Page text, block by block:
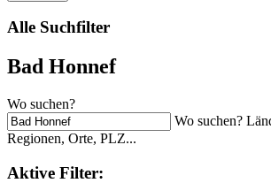
Alle Suchfilter
Bad Honnef
Wo suchen?
Wo suchen?
Regionen, Orte, PLZ...
Aktive Filter: